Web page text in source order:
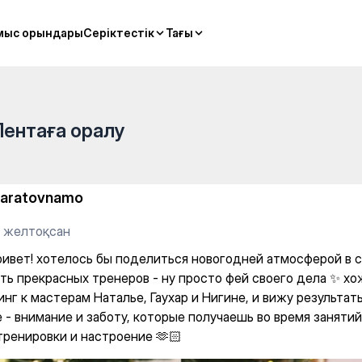
орындарыСеріктестік Тағы
орындарыСеріктестік Тағы
5) — Fly yoga
оралу
желтоқсан
хотелось бы поделиться новогодней атмосферой в
прекрасных тренеров - ну просто фей своего дела ✨
к мастерам Наталье, Гаухар и Нигине, и вижу
- внимание и заботу, которые получаешь во время
и настроение 🫶🏻